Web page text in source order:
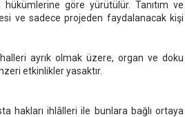
hükümlerine göre yürütülür. Tanıtım ve
ve sadece projeden faydalanacak kişi
ayrık olmak üzere, organ ve doku
etkinlikler yasaktır.
hakları ihlâlleri ile bunlara bağlı ortaya